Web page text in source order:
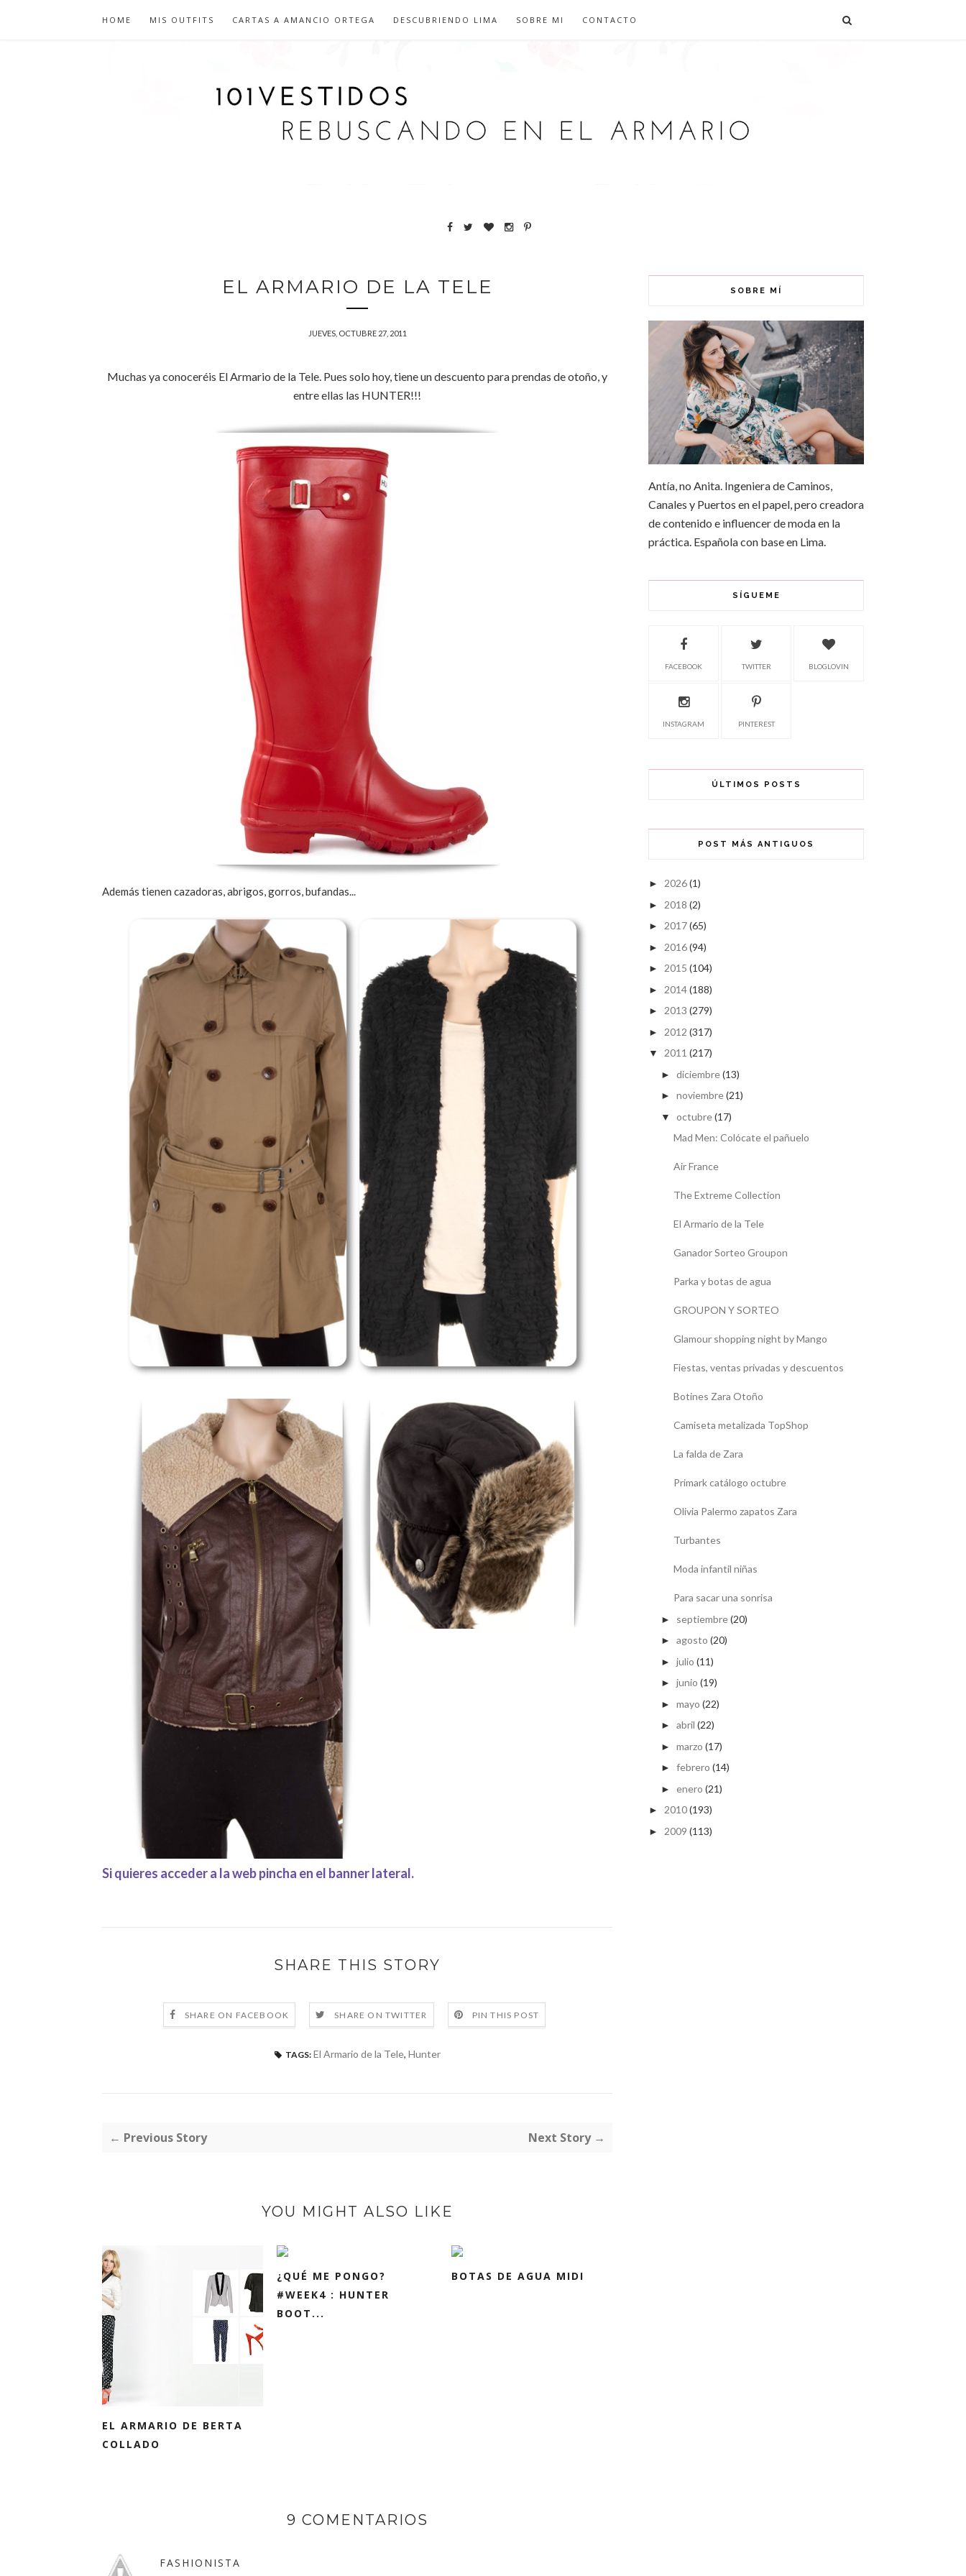
HOME MIS OUTFITS CARTAS A AMANCIO ORTEGA DESCUBRIENDO LIMA SOBRE MI CONTACTO
EL ARMARIO DE LA TELE
JUEVES, OCTUBRE 27, 2011
Muchas ya conoceréis El Armario de la Tele. Pues solo hoy, tiene un descuento para prendas de otoño, y
entre ellas las HUNTER!!!
Además tienen cazadoras, abrigos, gorros, bufandas...
Si quieres acceder a la web pincha en el banner lateral.
SHARE THIS STORY
SHARE ON FACEBOOK SHARE ON TWITTER PIN THIS POST
TAGS: El Armario de la Tele, Hunter
← Previous Story Next Story →
YOU MIGHT ALSO LIKE
EL ARMARIO DE BERTA
COLLADO
¿QUÉ ME PONGO?
#WEEK4 : HUNTER
BOOT...
BOTAS DE AGUA MIDI
9 COMENTARIOS
FASHIONISTA
SOBRE MÍ
Antía, no Anita. Ingeniera de Caminos,
Canales y Puertos en el papel, pero creadora
de contenido e influencer de moda en la
práctica. Española con base en Lima.
SÍGUEME
FACEBOOK TWITTER BLOGLOVIN
INSTAGRAM PINTEREST
ÚLTIMOS POSTS
POST MÁS ANTIGUOS
► 2026(1)
► 2018 (2)
► 2017(65)
► 2016(94)
► 2015 (104)
► 2014(188)
► 2013 (279)
► 2012 (317)
▼ 2011 (217)
► diciembre(13)
► noviembre(21)
▼ octubre(17)
Mad Men: Colócate el pañuelo
Air France
The Extreme Collection
El Armario de la Tele
Ganador Sorteo Groupon
Parka y botas de agua
GROUPON Y SORTEO
Glamour shopping night by Mango
Fiestas, ventas privadas y descuentos
Botines Zara Otoño
Camiseta metalizada TopShop
La falda de Zara
Primark catálogo octubre
Olivia Palermo zapatos Zara
Turbantes
Moda infantil niñas
Para sacar una sonrisa
► septiembre(20)
► agosto (20)
► julio (11)
► junio (19)
► mayo (22)
► abril (22)
► marzo (17)
► febrero (14)
► enero (21)
► 2010(193)
► 2009 (113)